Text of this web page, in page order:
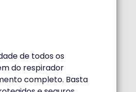
de todos os
do respirador
completo. Basta